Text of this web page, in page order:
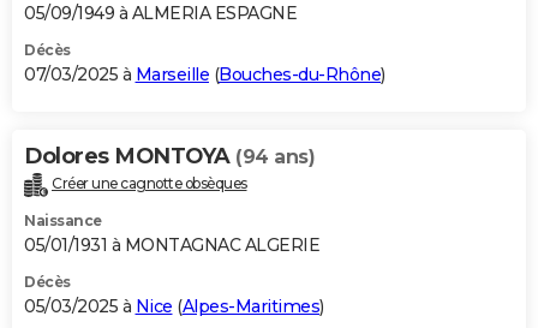
05/09/1949 à ALMERIA ESPAGNE
Décès
07/03/2025 à Marseille (Bouches-du-Rhône)
Dolores MONTOYA (94 ans)
Créer une cagnotte obsèques
Naissance
05/01/1931 à MONTAGNAC ALGERIE
Décès
05/03/2025 à Nice (Alpes-Maritimes)